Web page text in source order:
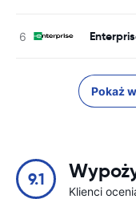
Pokaż
9.1
Klienci